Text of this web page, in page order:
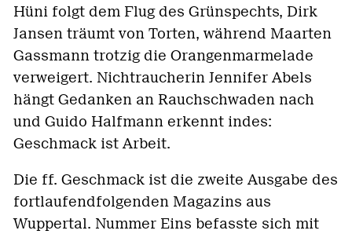
Hüni folgt dem Flug des Grünspechts, Dirk
Jansen träumt von Torten, während Maarten
Gassmann trotzig die Orangenmarmelade
verweigert. Nichtraucherin Jennifer Abels
hängt Gedanken an Rauchschwaden nach
und Guido Halfmann erkennt indes:
Geschmack ist Arbeit.
Die ff. Geschmack ist die zweite Ausgabe des
fortlaufendfolgenden Magazins aus
Wuppertal. Nummer Eins befasste sich mit